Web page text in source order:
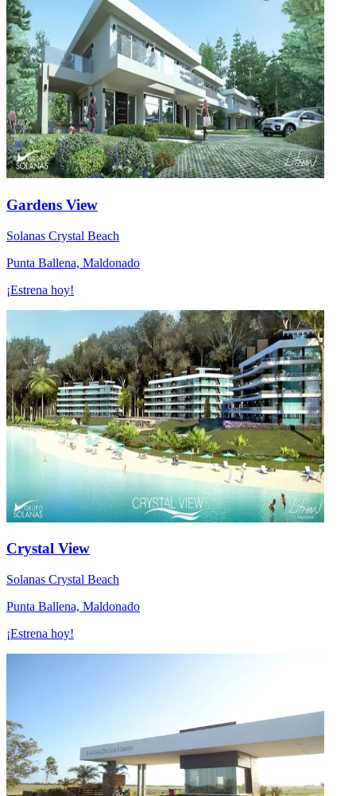
Gardens View
Solanas Crystal Beach
Punta Ballena, Maldonado
¡Estrena hoy!
Crystal View
Solanas Crystal Beach
Punta Ballena, Maldonado
¡Estrena hoy!